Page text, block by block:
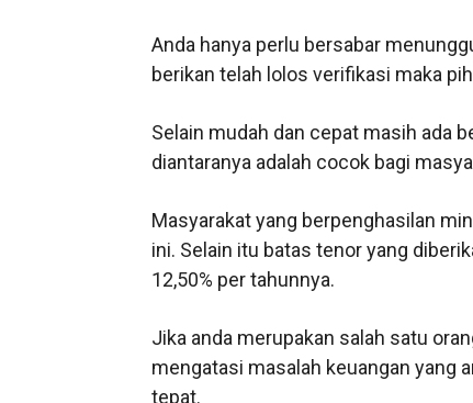
Anda hanya perlu bersabar
berikan telah lolos verifikasi maka
Selain mudah dan cepat masih ada
diantaranya adalah cocok bagi
Masyarakat yang berpenghasilan
ini. Selain itu batas tenor yang
12,50% per tahunnya.
Jika anda merupakan salah satu
mengatasi masalah keuangan yang
tepat.